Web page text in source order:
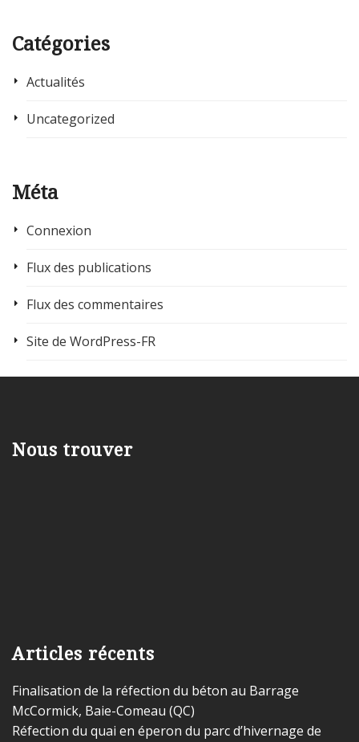
Catégories
Actualités
Uncategorized
Méta
Connexion
Flux des publications
Flux des commentaires
Site de WordPress-FR
Nous trouver
Articles récents
Finalisation de la réfection du béton au Barrage
McCormick, Baie-Comeau (QC)
Réfection du quai en éperon du parc d’hivernage de